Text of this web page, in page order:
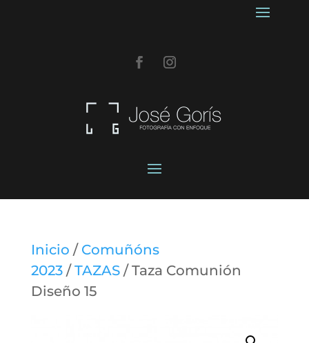
Inicio / Comuñóns
2023/TAZAS/ Taza Comunión
Diseño 15